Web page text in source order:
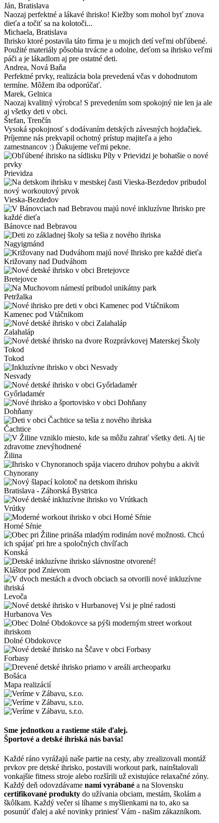
Ján, Bratislava
Naozaj perfektné a lákavé ihrisko! Kiežby som mohol byť znova
dieťa a točiť sa na kolotoči...
Michaela, Bratislava
Ihrisko ktoré postavila táto firma je u mojich detí veľmi obľúbené.
Použité materiály pôsobia trvácne a odolne, deťom sa ihrisko veľmi
páči a je lákadlom aj pre ostatné deti.
Andrea, Nová Baňa
Perfektné prvky, realizácia bola prevedená včas v dohodnutom
termíne. Môžem iba odporúčať.
Marek, Gelnica
Naozaj kvalitný výrobca! S prevedením som spokojný nie len ja ale
aj všetky deti v obci.
Štefan, Trenčín
Vysoká spokojnosť s dodávaním detských závesných hojdačiek.
Príjemne nás prekvapil ochotný prístup majiteľa a jeho
zamestnancov :) Ďakujeme veľmi pekne.
Prievidza
Vieska-Bezdedov
Bánovce nad Bebravou
Nagyigmánd
Križovany nad Dudváhom
Bretejovce
Petržalka
Kamenec pod Vtáčnikom
Zalahaláp
Tokod
Nesvady
Győrladamér
Dohňany
Čachtice
Žilina
Chynorany
Bratislava - Záhorská Bystrica
Vrútky
Horné Sŕnie
Konská
Kláštor pod Znievom
Levoča
Hurbanova Ves
Dolné Obdokovce
Forbasy
Bošáca
Mapa realizácií
Sme jednotkou a rastieme stále ďalej.
Športové a detské ihriská nás bavia!
Každé ráno vyrážajú naše partie na cesty, aby zrealizovali montáž
prvkov pre detské ihrisko, postavili workout park, nainštalovali
vonkajšie fitness stroje alebo rozšírili už existujúce relaxačné zóny.
Každý deň odovzdávame nami vyrábané a na Slovensku
certifikované produkty do užívania obciam, mestám, školám a
škôlkam. Každý večer si líhame s myšlienkami na to, ako sa
posunúť ďalej a aké novinky priniesť Vám - našim zákazníkom.